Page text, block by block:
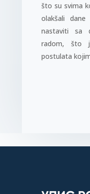
što su svima
olakšali
nastaviti sa
radom, što
postulata